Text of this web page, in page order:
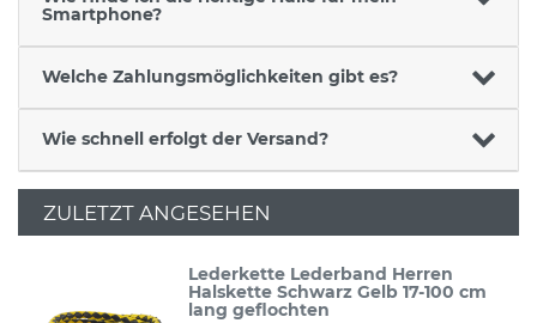
Smartphone?
Welche Zahlungsmöglichkeiten gibt es?
Wie schnell erfolgt der Versand?
ZULETZT ANGESEHEN
Lederkette Lederband Herren
Halskette Schwarz Gelb 17-100 cm
lang geflochten